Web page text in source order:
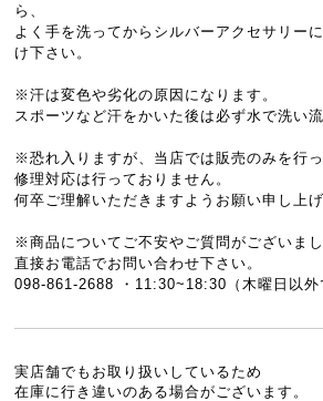
ら、
よく手を洗ってからシルバーアクセサリー
け下さい。
※汗は変色や劣化の原因になります。
スポーツなど汗をかいた後は必ず水で洗い
※恐れ入りますが、当店では販売のみを行
修理対応は行っておりません。
何卒ご理解いただきますようお願い申し上げ
※商品についてご不安やご質問がございま
直接お電話でお問い合わせ下さい。
098-861-2688 ・11:30~18:30（木曜日以外
実店舗でもお取り扱いしているため
在庫に行き違いのある場合がございます。